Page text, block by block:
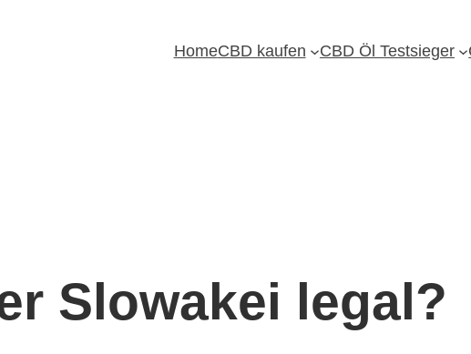
HomeCBD kaufen CBD Öl Testsieger
Slowakei legal?